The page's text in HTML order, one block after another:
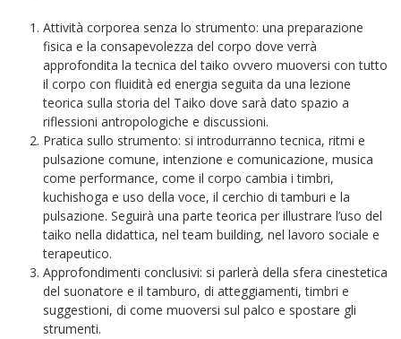
Attività corporea senza lo strumento: una preparazione
fisica e la consapevolezza del corpo dove verrà
approfondita la tecnica del taiko ovvero muoversi con tutto
il corpo con fluidità ed energia seguita da una lezione
teorica sulla storia del Taiko dove sarà dato spazio a
riflessioni antropologiche e discussioni.
Pratica sullo strumento: si introdurranno tecnica, ritmi e
pulsazione comune, intenzione e comunicazione, musica
come performance, come il corpo cambia i timbri,
kuchishoga e uso della voce, il cerchio di tamburi e la
pulsazione. Seguirà una parte teorica per illustrare l’uso del
taiko nella didattica, nel team building, nel lavoro sociale e
terapeutico.
Approfondimenti conclusivi: si parlerà della sfera cinestetica
del suonatore e il tamburo, di atteggiamenti, timbri e
suggestioni, di come muoversi sul palco e spostare gli
strumenti.